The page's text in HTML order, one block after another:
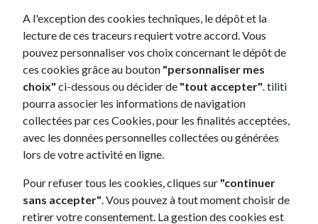
A l'exception des cookies techniques, le dépôt et la
lecture de ces traceurs requiert votre accord. Vous
pouvez personnaliser vos choix concernant le dépôt de
ces cookies grâce au bouton "personnaliser mes
choix" ci-dessous ou décider de "tout accepter" . tiliti
pourra associer les informations de navigation
collectées par ces Cookies, pour les finalités acceptées,
avec les données personnelles collectées ou générées
lors de votre activité en ligne.
Pour refuser tous les cookies, cliques sur "continuer
sans accepter" . Vous pouvez à tout moment choisir de
retirer votre consentement. La gestion des cookies est
visant à comprendre la dynamique de restauration des forêts
tropicales.
tiliti s’inscrit directement comme un partenaire de ce
renouveau en proposant le
leasing Peugeot 208 hybride
2008 hybride, Nouvelle 308 hybride, 3008 hybride et 508
hybride.
Leasing Peugeot avec ou sans apport
Rouler avec unleasing Peugeotproposé par tiliti, c’est rouler
en ayant la certitude d’avoir fait le bon choix de financement
et la satisfaction de pouvoir être accompagné à chaque instant
de son contrat. tiliti propose un large choix de Peugeot en
24 et 60 mois. Vous ne trouverez pas de voiture Peugeot sans
apport à un meilleur prix que celui proposé par tiliti. En LOA ou
en LLD, vous trouverez le choix, le service et le prix chez tiliti.